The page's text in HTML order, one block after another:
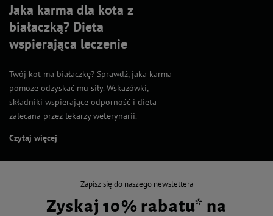
Jaka karma dla kota z
białaczką? Dieta
wspierająca leczenie
Twój kot ma białaczkę? Sprawdź, jaka karma
pomoże odzyskać mu siły. Wskazówki,
składniki wspierające odporność i dieta
zalecana przez lekarzy weterynarii.
Czytaj więcej
Zapisz się do naszego newslettera
Zyskaj 10% rabatu* na